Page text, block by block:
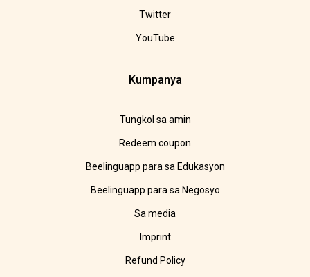
Twitter
YouTube
Kumpanya
Tungkol sa amin
Redeem coupon
Beelinguapp para sa Edukasyon
Beelinguapp para sa Negosyo
Sa media
Imprint
Refund Policy